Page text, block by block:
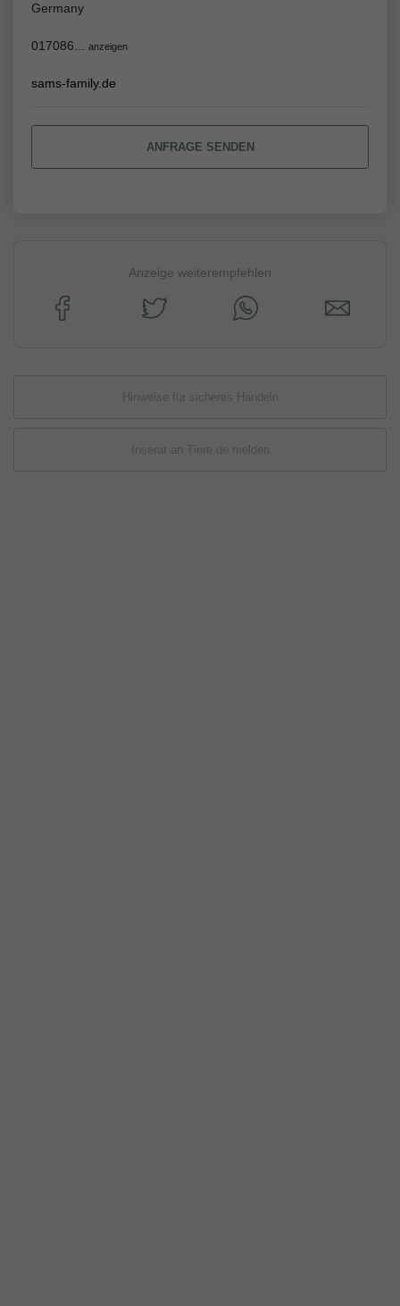
Germany
017086... anzeigen
sams-family.de
ANFRAGE SENDEN
Anzeige weiterempfehlen
Hinweise für sicheres Handeln
Inserat an Tiere.de melden